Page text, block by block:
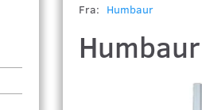
Fra: Humbaur